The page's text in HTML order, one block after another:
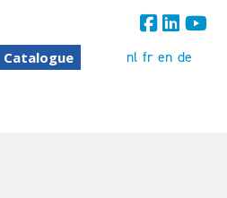
Catalogue nl fr en de